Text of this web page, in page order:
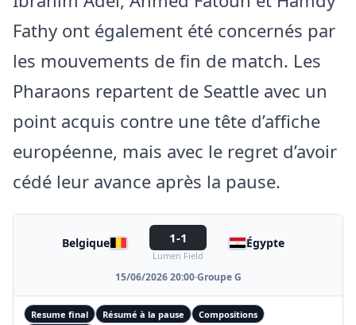
Fathy ont également été concernés par
les mouvements de fin de match. Les
Pharaons repartent de Seattle avec un
point acquis contre une tête d’affiche
européenne, mais avec le regret d’avoir
cédé leur avance après la pause.
Belgique 1-1
Lumen Field
Égypte
15/06/2026 20:00·Groupe G
Resume final Résumé à la pause
Compositions